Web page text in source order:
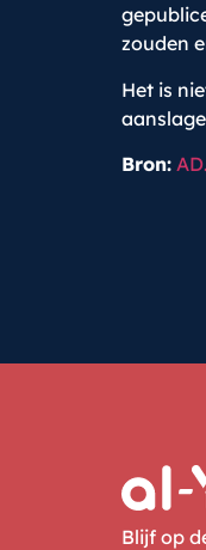
zouden
Het is
Bron:
Blijf op